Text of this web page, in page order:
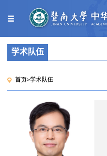
学术队伍
首页>学术队伍